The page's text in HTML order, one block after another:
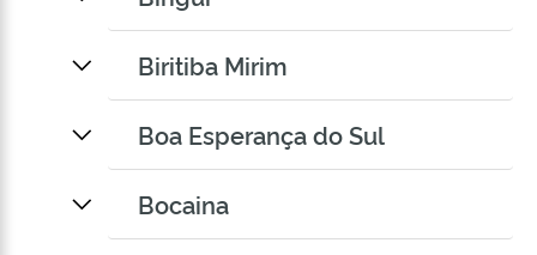
Biritiba Mirim
Boa Esperança do Sul
Bocaina